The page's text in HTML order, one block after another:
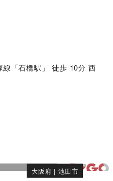
線「石橋駅」 徒歩 10分 西
大阪府 ｜池田市